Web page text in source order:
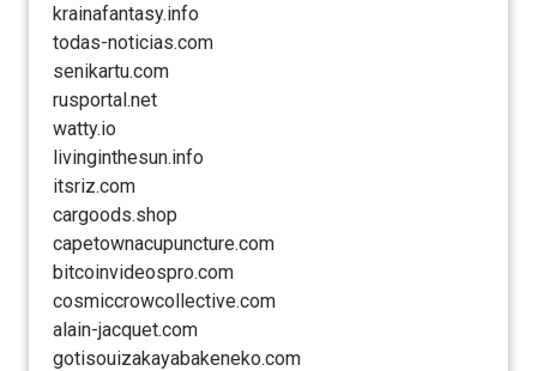
krainafantasy.info
todas-noticias.com
senikartu.com
rusportal.net
watty.io
livinginthesun.info
itsriz.com
cargoods.shop
capetownacupuncture.com
bitcoinvideospro.com
cosmiccrowcollective.com
alain-jacquet.com
gotisouizakayabakeneko.com